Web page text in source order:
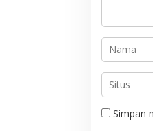
Simpan